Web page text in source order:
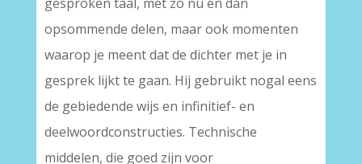
gesproken taal, met zo nu en dan
opsommende delen, maar ook momenten
waarop je meent dat de dichter met je in
gesprek lijkt te gaan. Hij gebruikt nogal eens
de gebiedende wijs en infinitief- en
deelwoordconstructies. Technische
middelen, die goed zijn voor